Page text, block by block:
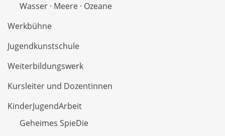
Wasser · Meere · Ozeane
Werkbühne
Jugendkunstschule
Weiterbildungswerk
Kursleiter und Dozentinnen
KinderJugendArbeit
Geheimes SpieDie